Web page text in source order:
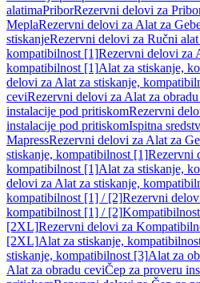
alatimaPriborRezervni delovi za
MeplaRezervni delovi za Alat za
stiskanjeRezervni delovi za Ručni alat
kompatibilnost [1]Rezervni delovi za
kompatibilnost [1]Alat za stiskanje,
delovi za Alat za stiskanje,
ceviRezervni delovi za Alat za
instalacije pod pritiskomRezervni
instalacije pod pritiskomIspitna
MapressRezervni delovi za Alat za
stiskanje, kompatibilnost [1]Rezervni
kompatibilnost [1]Alat za stiskanje,
delovi za Alat za stiskanje,
kompatibilnost [1] / [2]Rezervni
kompatibilnost [1] / [2]
[2XL]Rezervni delovi za
[2XL]Alat za stiskanje,
stiskanje, kompatibilnost [3]Alat za
Alat za obradu ceviČep za proveru